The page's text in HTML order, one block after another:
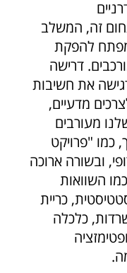
זה, המשלב
מפתח להפקת
דרישה
את חשיבות
מדעיים,
מעורבים
כמו "פרויקט
ובשורה ארוכה
השוואות
כריית
כלכלה